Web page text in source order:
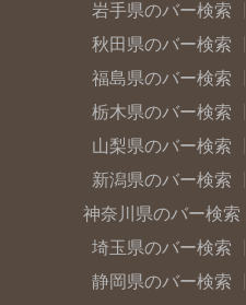
岩手県のバー検索
秋田県のバー検索
福島県のバー検索
栃木県のバー検索
山梨県のバー検索
新潟県のバー検索
神奈川県のバー検索
埼玉県のバー検索
静岡県のバー検索